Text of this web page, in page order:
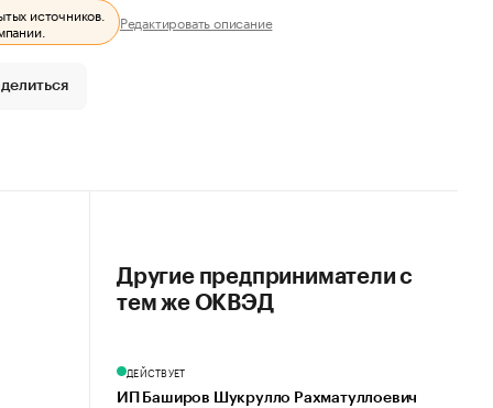
источников.
Редактировать описание
Другие предприниматели с
тем же ОКВЭД
ДЕЙСТВУЕТ
ИП Баширов Шукрулло Рахматуллоевич